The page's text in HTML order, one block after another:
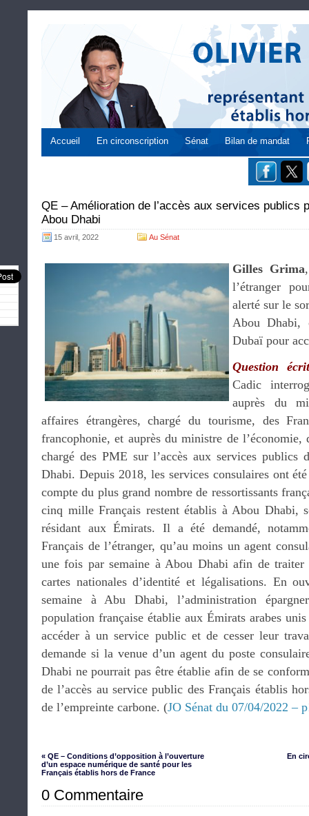
Accueil En circonscription Sénat Bilan de mandat
QE – Amélioration de l’accès aux services publics
Abou Dhabi
15 avril, 2022 Au Sénat
Gilles Grima
l’étranger
alerté sur le
Abou Dhabi,
Dubaï pour
Question
Cadic
auprès du
affaires étrangères, chargé du tourisme, des
francophonie, et auprès du ministre de l’économie,
chargé des PME sur l’accès aux services publics
Dhabi. Depuis 2018, les services consulaires ont
compte du plus grand nombre de ressortissants
cinq mille Français restent établis à Abou Dhabi,
résidant aux Émirats. Il a été demandé,
Français de l’étranger, qu’au moins un agent
une fois par semaine à Abou Dhabi afin de traiter
cartes nationales d’identité et légalisations. En
semaine à Abu Dhabi, l’administration
population française établie aux Émirats arabes
accéder à un service public et de cesser leur
demande si la venue d’un agent du poste
Dhabi ne pourrait pas être établie afin de se
de l’accès au service public des Français établis
de l’empreinte carbone. (JO Sénat du 07/04/2022 –
« QE – Conditions d’opposition à l’ouverture
d’un espace numérique de santé pour les
Français établis hors de France
En
0 Commentaire